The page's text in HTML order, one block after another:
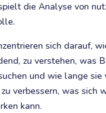
die Analyse von
sich darauf,
zu verstehen, was
und wie lange sie
verbessern, was sich
kann.